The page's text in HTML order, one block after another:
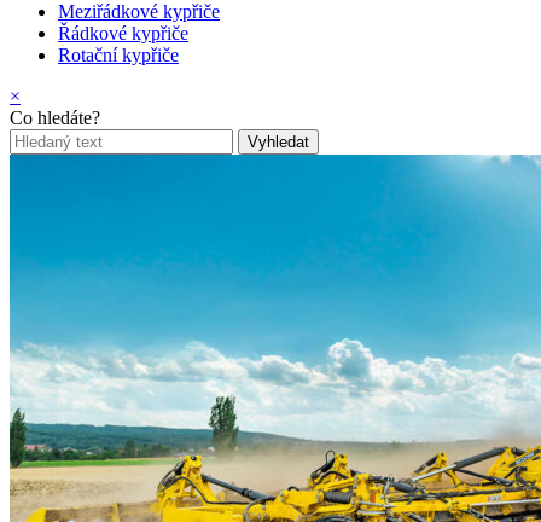
Meziřádkové kypřiče
Řádkové kypřiče
Rotační kypřiče
×
Co hledáte?